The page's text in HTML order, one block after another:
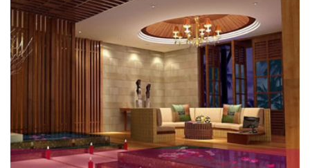
Mašina za pranje i sušenje veša: kada je
praktično rešenje, a kada treba biti
oprezan
Kupovina stana na kredit - Stvarni i
skriveni troškovi dugoročne obaveze